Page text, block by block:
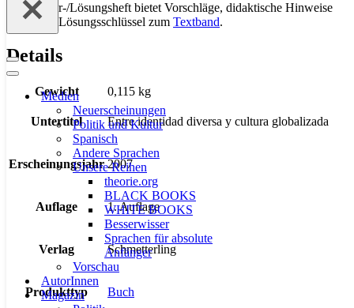
Navigationsmenü
Navigationsmenü
Medien
Neuerscheinungen
Politik und Kultur
Spanisch
Andere Sprachen
Unsere Reihen
theorie.org
BLACK BOOKS
WHITE BOOKS
Besserwisser
Sprachen für absolute
Anfänger
Vorschau
AutorInnen
Magazin
Das Lehrer-/Lösungsheft bietet Vorschläge, didaktische Hinweise
und einen Lösungsschlüssel zum Textband.
Details
Gewicht 0,115 kg
Untertitel Entre identidad diversa y cultura globalizada
Erscheinungsjahr 2007
Auflage 1. Auflage
Verlag Schmetterling
Produkttyp Buch